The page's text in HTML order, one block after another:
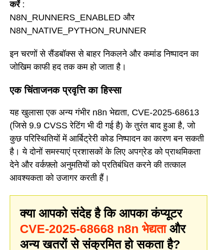
करें:
N8N_RUNNERS_ENABLED और
N8N_NATIVE_PYTHON_RUNNER
इन चरणों से सैंडबॉक्स से बाहर निकलने और कमांड निष्पादन का
जोखिम काफी हद तक कम हो जाता है।
एक चिंताजनक प्रवृत्ति का हिस्सा
यह खुलासा एक अन्य गंभीर n8n भेद्यता, CVE-2025-68613
(जिसे 9.9 CVSS रेटिंग भी दी गई है) के तुरंत बाद हुआ है, जो
कुछ परिस्थितियों में आर्बिट्रेरी कोड निष्पादन का कारण बन सकती
है। ये दोनों समस्याएं प्रशासकों के लिए अपग्रेड को प्राथमिकता
देने और वर्कफ़्लो अनुमतियों को प्रतिबंधित करने की तत्काल
आवश्यकता को उजागर करती हैं।
क्या आपको संदेह है कि आपका कंप्यूटर
CVE-2025-68668 n8n भेद्यताऔर
अन्य खतरों से संक्रमित हो सकता है?